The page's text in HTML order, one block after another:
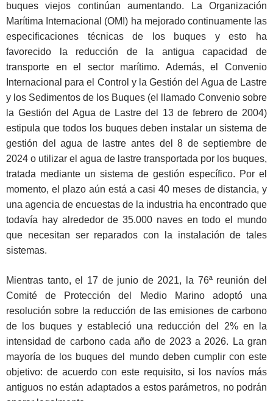
buques viejos continúan aumentando. La Organización
Marítima Internacional (OMI) ha mejorado continuamente las
especificaciones técnicas de los buques y esto ha
favorecido la reducción de la antigua capacidad de
transporte en el sector marítimo. Además, el Convenio
Internacional para el Control y la Gestión del Agua de Lastre
y los Sedimentos de los Buques (el llamado Convenio sobre
la Gestión del Agua de Lastre del 13 de febrero de 2004)
estipula que todos los buques deben instalar un sistema de
gestión del agua de lastre antes del 8 de septiembre de
2024 o utilizar el agua de lastre transportada por los buques,
tratada mediante un sistema de gestión específico. Por el
momento, el plazo aún está a casi 40 meses de distancia, y
una agencia de encuestas de la industria ha encontrado que
todavía hay alrededor de 35.000 naves en todo el mundo
que necesitan ser reparados con la instalación de tales
sistemas.
Mientras tanto, el 17 de junio de 2021, la 76ª reunión del
Comité de Protección del Medio Marino adoptó una
resolución sobre la reducción de las emisiones de carbono
de los buques y estableció una reducción del 2% en la
intensidad de carbono cada año de 2023 a 2026. La gran
mayoría de los buques del mundo deben cumplir con este
objetivo: de acuerdo con este requisito, si los navíos más
antiguos no están adaptados a estos parámetros, no podrán